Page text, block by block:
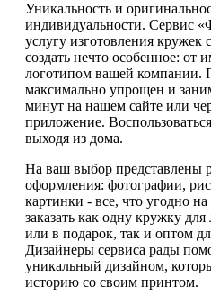
Уникальность и
индивидуальности. Сервис
услугу изготовления
создать нечто особенное:
логотипом вашей компании.
максимально упрощен и
минут на нашем сайте или
приложение.
выходя из дома.
На ваш выбор представлены
оформления: фотографии,
картинки - все, что угодно
заказать как одну кружку
или в подарок, так и оптом
Дизайнеры сервиса рады
уникальный дизайном,
историю со своим принтом.